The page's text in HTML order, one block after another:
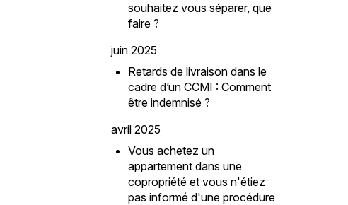
souhaitez vous séparer, que
faire ?
juin 2025
Retards de livraison dans le
cadre d’un CCMI : Comment
être indemnisé ?
avril 2025
Vous achetez un
appartement dans une
copropriété et vous n'étiez
pas informé d'une procédure